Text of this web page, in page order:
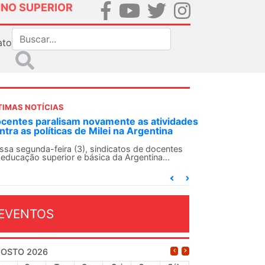
SUPERIOR
NOTÍCIAS
SN convoca docentes para Dia de
Internacionalista com Cuba em
de agosto
SN conclama suas seções sindicais e o